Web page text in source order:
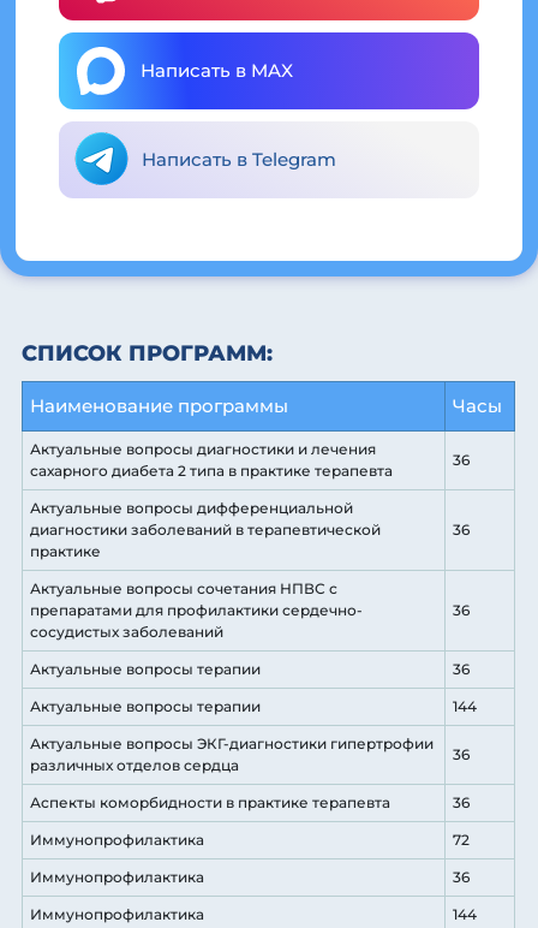
Написать в MAX
Написать в Telegram
СПИСОК ПРОГРАММ:
Наименование программы Часы
Актуальные вопросы диагностики и лечения
сахарного диабета 2 типа в практике терапевта
36
Актуальные вопросы дифференциальной
диагностики заболеваний в терапевтической
практике
36
Актуальные вопросы сочетания НПВС с
препаратами для профилактики сердечно-
сосудистых заболеваний
36
Актуальные вопросы терапии 36
Актуальные вопросы терапии 144
Актуальные вопросы ЭКГ-диагностики гипертрофии
различных отделов сердца
36
Аспекты коморбидности в практике терапевта 36
Иммунопрофилактика 72
Иммунопрофилактика 36
Иммунопрофилактика 144